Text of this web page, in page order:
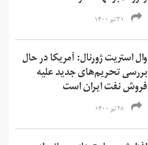
۳۱ تیر ۱۴۰۰
وال استریت ژورنال: آمریکا در حال
بررسی تحریم‌های جدید علیه
فروش نفت ایران است
۲۸ تیر ۱۴۰۰